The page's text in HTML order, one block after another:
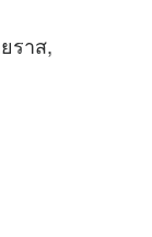
ราส,